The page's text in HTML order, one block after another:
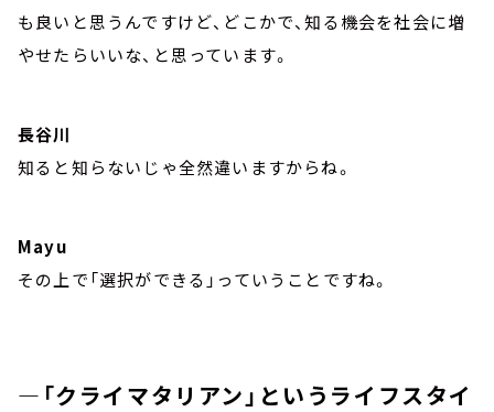
も良いと思うんですけど、どこかで、知る機会を社会に増
やせたらいいな、と思っています。
長谷川
知ると知らないじゃ全然違いますからね。
Mayu
その上で「選択ができる」っていうことですね。
―「クライマタリアン」というライフスタイ